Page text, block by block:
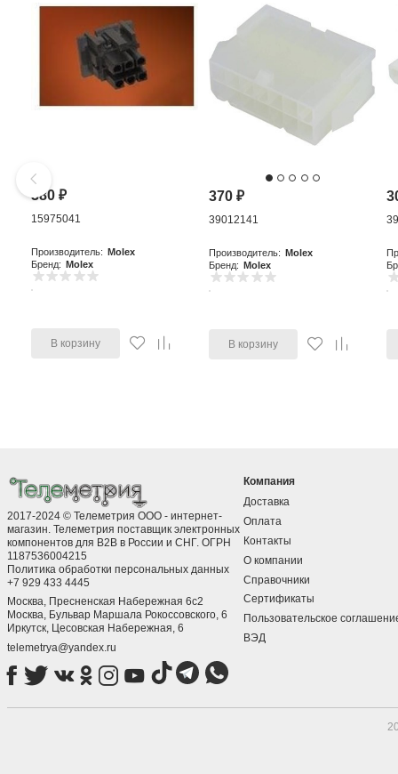
380₽
15975041
Производитель: Molex
Бренд: Molex
В корзину
370₽
39012141
Производитель: Molex
Бренд: Molex
В корзину
2017-2024 © Телеметрия ООО - интернет-
магазин. Телеметрия поставщик электронных
компонентов для B2B в России и СНГ. ОГРН
1187536004215
Политика обработки персональных данных
+7 929 433 4445
Москва, Пресненская Набережная 6с2
Москва, ​Бульвар Маршала Рокоссовского, 6
Иркутск, ​Цесовская Набережная, 6
telemetrya@yandex.ru
Компания
Доставка
Оплата
Контакты
О компании
Справочники
Сертификаты
Пользовательское
ВЭД